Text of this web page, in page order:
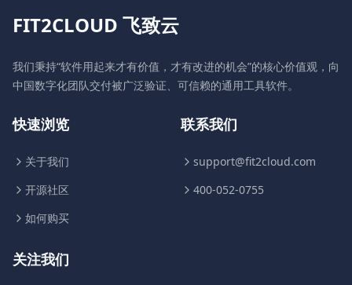
FIT2CLOUD 飞致云
我们秉持“软件用起来才有价值，才有改进的机会”的核心价值观，向
中国数字化团队交付被广泛验证、可信赖的通用工具软件。
快速浏览
关于我们
开源社区
如何购买
联系我们
support@fit2cloud.com
400-052-0755
关注我们